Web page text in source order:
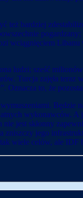
też bardziej
wciągnięciem
ludzi; sześć
Turcja zajęła
to, że
wykonawców.
jest skłonny
jego
wiele celów, ale